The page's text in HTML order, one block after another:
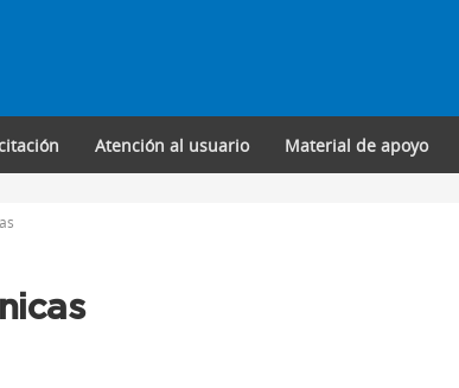
Atención al usuario Material de apoyo